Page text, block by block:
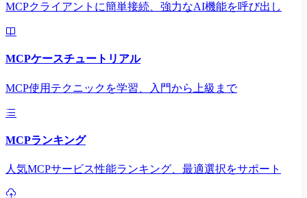
MCPクライアントに簡単接続、強力なAI機能を呼び出し
MCPケースチュートリアル
MCP使用テクニックを学習、入門から上級まで
MCPランキング
人気MCPサービス性能ランキング、最適選択をサポート